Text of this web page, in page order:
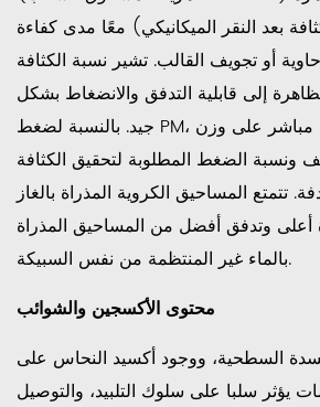
بعد النقر الميكانيكي) معًا مدى كفاءة
أو تجويف القالب. تشير نسبة الكثافة
إلى قابلية التدفق والانضغاط بشكل
جيد. بالنسبة لضغط PM، تؤثر هذه القيم بشكل مباشر على وزن
ونسبة الضغط المطلوبة لتحقيق الكثافة
تتمتع المساحيق الكروية المذراة بالغاز
أعلى وتدفق أفضل من المساحيق المذراة
بالماء غير المنتظمة من نفس السبيكة.
محتوى الأكسجين والشوائب
السطحية، ووجود أكسيد النحاس على
يؤثر سلبا على سلوك التلبيد، والتوصيل